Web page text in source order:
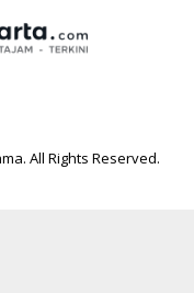
All Rights Reserved.